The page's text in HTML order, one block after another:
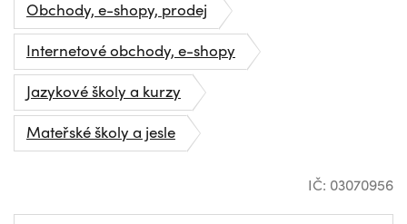
Obchody, e-shopy, prodej
Internetové obchody, e-shopy
Jazykové školy a kurzy
Mateřské školy a jesle
IČ: 03070956